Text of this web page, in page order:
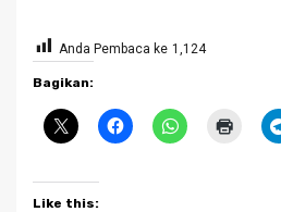
Anda Pembaca ke 1,124
Bagikan:
Like this: